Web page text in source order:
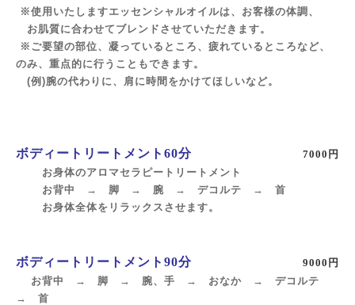
※使用いたしますエッセンシャルオイルは、お客様の体調、
お肌質に合わせてブレンドさせていただきます。
※ご要望の部位、凝っているところ、疲れているところなど、
のみ、重点的に行うこともできます。
(例)腕の代わりに、肩に時間をかけてほしいなど。
ボディートリートメント60分 7000円
お身体のアロマセラピートリートメント
お背中 → 脚 → 腕 → デコルテ → 首
お身体全体をリラックスさせます。
ボディートリートメント90分 9000円
お背中 → 脚 → 腕、手 → おなか → デコルテ
→ 首